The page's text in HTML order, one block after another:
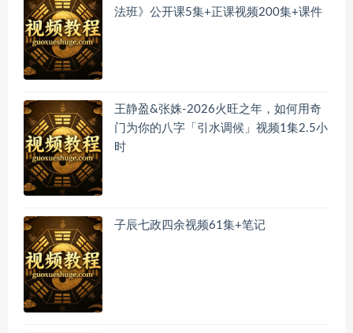
法班》公开课5集+正课视频200集+课件
王静盈&张姝-2026火旺之年，如何用奇
门为你的八字「引水调候」视频1集2.5小
时
子辰七政四余视频61集+笔记